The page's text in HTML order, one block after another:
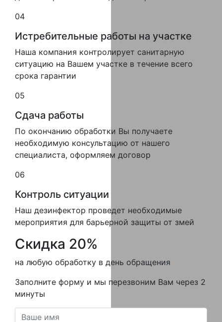
04
Истребительные работы на участке
Наша компания контролирует санитарную
ситуацию на Вашем участке в течение всего
срока гарантии
05
Сдача работы
По окончанию обработки Вы получаете
необходимую консультацию от нашего
специалиста, оформляем договор
06
Контроль ситуации
Наш дезинфектор проведет необходимые
мероприятия для барьерной защиты от змей
Скидка 20%
на любую обработку в день обращения
Заполните форму и мы перезвоним Вам через 2
минуты